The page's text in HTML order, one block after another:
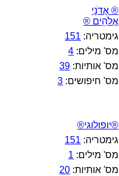
® אֲדֹנָי
אֱלֹהִ֖ים ®
גימטריה: 151
מס' מילים: 4
מס' אותיות: 39
מס' חיפושים: 3
®יופולוגי®
גימטריה: 151
מס' מילים: 1
מס' אותיות: 20